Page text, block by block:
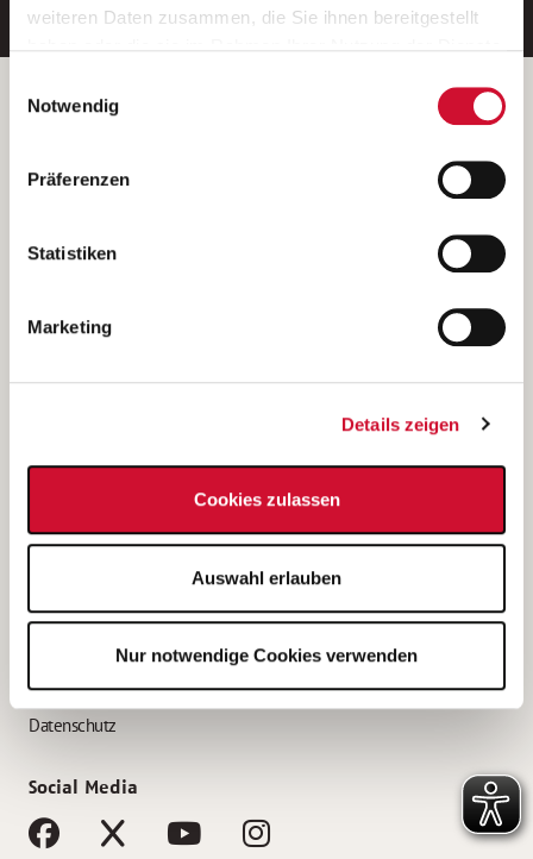
weiteren Daten zusammen, die Sie ihnen bereitgestellt
Wenn Sie auf „Cookies zulassen“ klicken, so stimmen
Sie der Speicherung sämtlicher Cookies zu. Sie können
Ihre Einwilligung selbstverständlich jederzeit widerrufen,
indem Sie die Cookie-Einstellungen aufrufen und diese
unsererDatenschutzerklärung
Notwendig
Präferenzen
Statistiken
Marketing
Details zeigen
Cookies zulassen
Auswahl erlauben
Nur notwendige Cookies verwenden
Betreiber der Webseite
Kantstraße 45a
(Ein Tochterunternehmen des AWO Bezirksverbandes Unterfranken
e.V.)
Bewerbung als Altenpflegehelfer*in
Bewerbung als Erzieher*in
AWO Gliederungen nach Bundesland
Impressum
Datenschutz
Social Media